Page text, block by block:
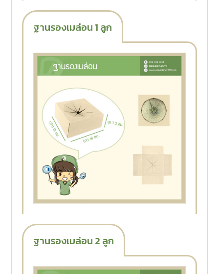
ฐานรองเมล่อน 1 ลูก
ฐานรองเมล่อน 2 ลูก